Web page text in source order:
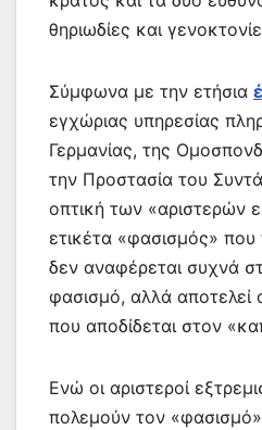
θηριωδίες και
Σύμφωνα με την ετήσια
εγχώριας υπηρεσίας
Γερμανίας, της
την Προστασία του
οπτική των «αριστερών
ετικέτα «φασισμός»
δεν αναφέρεται συχνά
φασισμό, αλλά αποτελεί
που αποδίδεται στον
Ενώ οι αριστεροί
πολεμούν τον